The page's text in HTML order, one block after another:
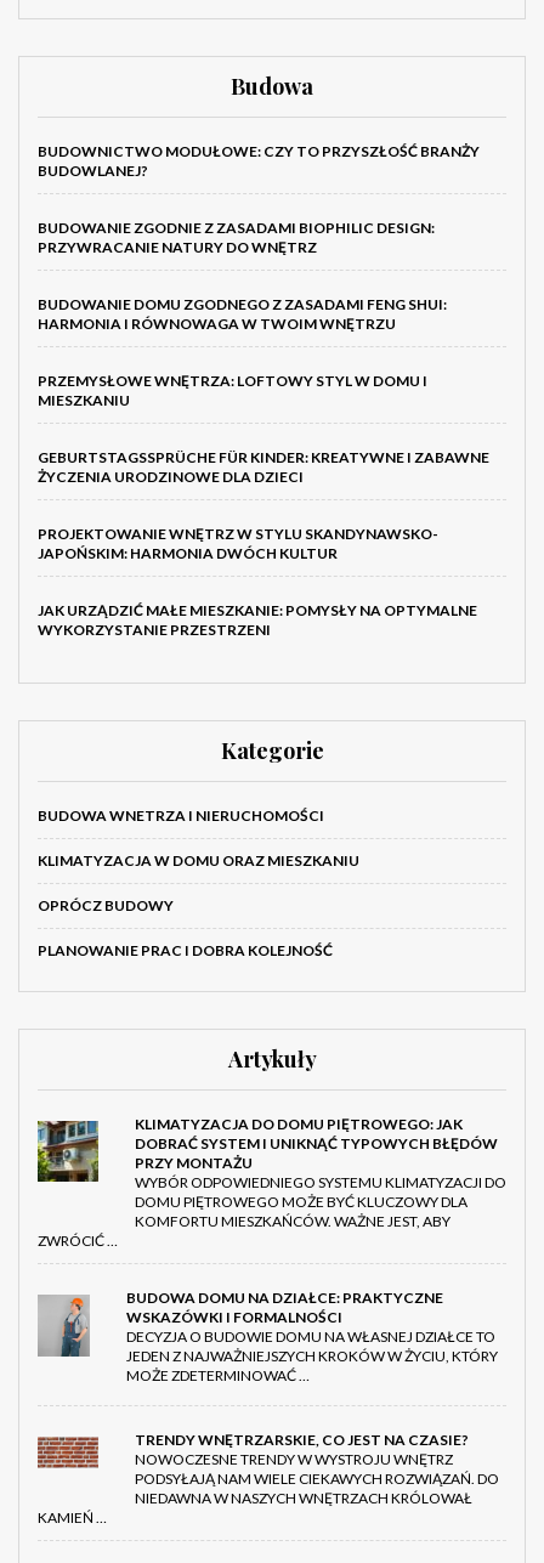
Budowa
BUDOWNICTWO MODUŁOWE: CZY TO PRZYSZŁOŚĆ BRANŻY
BUDOWLANEJ?
BUDOWANIE ZGODNIE Z ZASADAMI BIOPHILIC DESIGN:
PRZYWRACANIE NATURY DO WNĘTRZ
BUDOWANIE DOMU ZGODNEGO Z ZASADAMI FENG SHUI:
HARMONIA I RÓWNOWAGA W TWOIM WNĘTRZU
PRZEMYSŁOWE WNĘTRZA: LOFTOWY STYL W DOMU I
MIESZKANIU
GEBURTSTAGSSPRÜCHE FÜR KINDER: KREATYWNE I ZABAWNE
ŻYCZENIA URODZINOWE DLA DZIECI
PROJEKTOWANIE WNĘTRZ W STYLU SKANDYNAWSKO-
JAPOŃSKIM: HARMONIA DWÓCH KULTUR
JAK URZĄDZIĆ MAŁE MIESZKANIE: POMYSŁY NA OPTYMALNE
WYKORZYSTANIE PRZESTRZENI
Kategorie
BUDOWA WNETRZA I NIERUCHOMOŚCI
KLIMATYZACJA W DOMU ORAZ MIESZKANIU
OPRÓCZ BUDOWY
PLANOWANIE PRAC I DOBRA KOLEJNOŚĆ
Artykuły
KLIMATYZACJA DO DOMU PIĘTROWEGO: JAK
DOBRAĆ SYSTEM I UNIKNĄĆ TYPOWYCH BŁĘDÓW
PRZY MONTAŻU
WYBÓR ODPOWIEDNIEGO SYSTEMU KLIMATYZACJI DO
DOMU PIĘTROWEGO MOŻE BYĆ KLUCZOWY DLA
KOMFORTU MIESZKAŃCÓW. WAŻNE JEST, ABY
ZWRÓCIĆ …
BUDOWA DOMU NA DZIAŁCE: PRAKTYCZNE
WSKAZÓWKI I FORMALNOŚCI
DECYZJA O BUDOWIE DOMU NA WŁASNEJ DZIAŁCE TO
JEDEN Z NAJWAŻNIEJSZYCH KROKÓW W ŻYCIU, KTÓRY
MOŻE ZDETERMINO­WAĆ …
TRENDY WNĘTRZARSKIE, CO JEST NA CZASIE?
NOWOCZESNE TRENDY W WYSTROJU WNĘTRZ
PODSYŁAJĄ NAM WIELE CIEKAWYCH ROZWIĄZAŃ. DO
NIEDAWNA W NASZYCH WNĘTRZACH KRÓLOWAŁ
KAMIEŃ …